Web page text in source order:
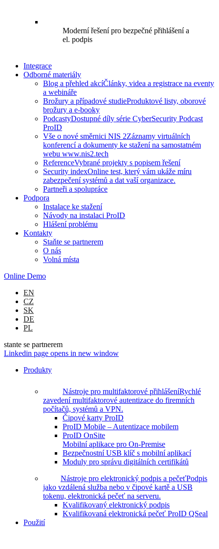
Moderní řešení pro bezpečné přihlášení a
el. podpis
Integrace
Odborné materiály
Blog a přehled akcíČlánky, videa a registrace na eventy
a webináře
Brožury a případové studieProduktové listy, oborové
brožury a e-booky
PodcastyDostupné díly série CyberSecurity Podcast
ProID
Vše o nové směrnici NIS 2Záznamy virtuálních
konferencí a dokumenty ke stažení na samostatném
webu www.nis2.tech
ReferenceVybrané projekty s popisem řešení
Security indexOnline test, který vám ukáže míru
zabezpečení systémů a dat vaší organizace.
Partneři a spolupráce
Podpora
Instalace ke stažení
Návody na instalaci ProID
Hlášení problému
Kontakty
Staňte se partnerem
O nás
Volná místa
Online Demo
EN
CZ
SK
DE
PL
stante se partnerem
Linkedin page opens in new window
Produkty
Nástroje pro multifaktorové přihlášeníRychlé
zavedení multifaktorové autentizace do firemních
počítačů, systémů a VPN.
Čipové karty ProID
ProID Mobile – Autentizace mobilem
ProID OnSite
Mobilní aplikace pro On-Premise
Bezpečnostní USB klíč s mobilní aplikací
Moduly pro správu digitálních certifikátů
Nástroje pro elektronický podpis a pečeťPodpis
jako vzdálená služba nebo v čipové kartě a USB
tokenu, elektronická pečeť na serveru.
Kvalifikovaný elektronický podpis
Kvalifikovaná elektronická pečeť ProID QSeal
Použití